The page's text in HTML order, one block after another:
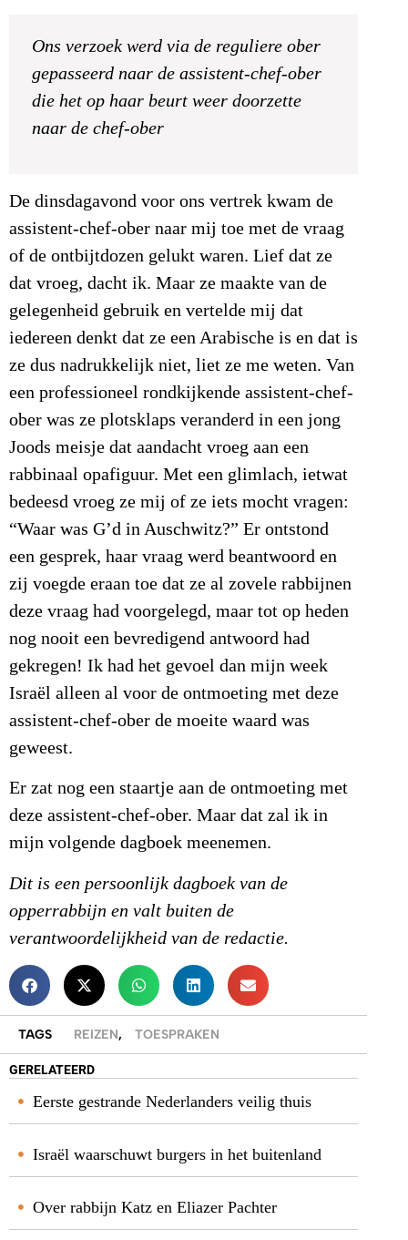
Ons verzoek werd via de reguliere ober
gepasseerd naar de assistent-chef-ober
die het op haar beurt weer doorzette
naar de chef-ober
De dinsdagavond voor ons vertrek kwam de
assistent-chef-ober naar mij toe met de vraag
of de ontbijtdozen gelukt waren. Lief dat ze
dat vroeg, dacht ik. Maar ze maakte van de
gelegenheid gebruik en vertelde mij dat
iedereen denkt dat ze een Arabische is en dat is
ze dus nadrukkelijk niet, liet ze me weten. Van
een professioneel rondkijkende assistent-chef-
ober was ze plotsklaps veranderd in een jong
Joods meisje dat aandacht vroeg aan een
rabbinaal opafiguur. Met een glimlach, ietwat
bedeesd vroeg ze mij of ze iets mocht vragen:
“Waar was G’d in Auschwitz?” Er ontstond
een gesprek, haar vraag werd beantwoord en
zij voegde eraan toe dat ze al zovele rabbijnen
deze vraag had voorgelegd, maar tot op heden
nog nooit een bevredigend antwoord had
gekregen! Ik had het gevoel dan mijn week
Israël alleen al voor de ontmoeting met deze
assistent-chef-ober de moeite waard was
geweest.
Er zat nog een staartje aan de ontmoeting met
deze assistent-chef-ober. Maar dat zal ik in
mijn volgende dagboek meenemen.
Dit is een persoonlijk dagboek van de
opperrabbijn en valt buiten de
verantwoordelijkheid van de redactie.
TAGS REIZEN, TOESPRAKEN
GERELATEERD
Eerste gestrande Nederlanders veilig thuis
Israël waarschuwt burgers in het buitenland
Over rabbijn Katz en Eliazer Pachter